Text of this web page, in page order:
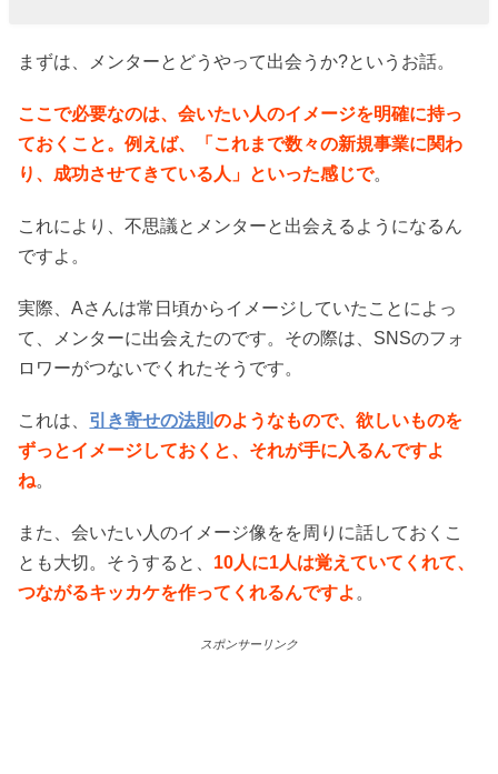
まずは、メンターとどうやって出会うか?というお話。
ここで必要なのは、会いたい人のイメージを明確に持っ
ておくこと。例えば、「これまで数々の新規事業に関わ
り、成功させてきている人」といった感じで。
これにより、不思議とメンターと出会えるようになるん
ですよ。
実際、Aさんは常日頃からイメージしていたことによっ
て、メンターに出会えたのです。その際は、SNSのフォ
ロワーがつないでくれたそうです。
これは、 引き寄せの法則のようなもので、欲しいものを
ずっとイメージしておくと、それが手に入るんですよ
ね。
また、会いたい人のイメージ像をを周りに話しておくこ
とも大切。そうすると、 10人に1人は覚えていてくれて、
つながるキッカケを作ってくれるんですよ 。
スポンサーリンク